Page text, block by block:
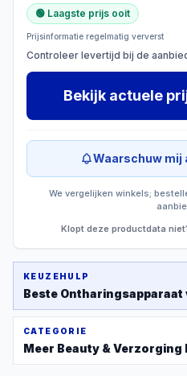
🟢 Laagste prijs ooit
Prijsinformatie regelmatig ververst
Controleer levertijd bij de
Bekijk actuele
Waarschuw mij
We vergelijken winkels;
Klopt deze productdata
KEUZEHULP
Beste Ontharingsapparaat
CATEGORIE
Meer Beauty & Verzorging